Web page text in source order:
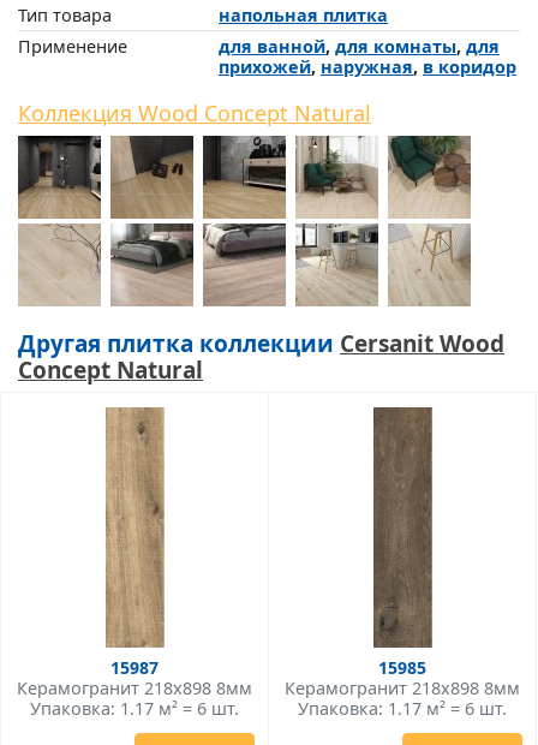
Тип товара
напольная плитка
Применение
для ванной, для комнаты, для
прихожей, наружная, в коридор
Коллекция Wood Concept Natural
Другая плитка коллекции Cersanit Wood
Concept Natural
15987
Керамогранит 218x898 8мм
Упаковка: 1.17 м² = 6 шт.
15985
Керамогранит 218x898 8мм
Упаковка: 1.17 м² = 6 шт.